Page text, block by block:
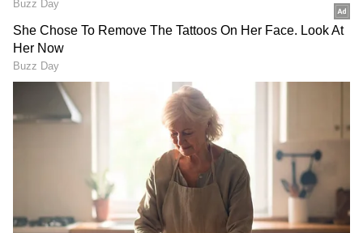
తెలంగాణ మాల్దీవులు:
హైదరాబాద్‌కు దగ్గర్లోనే.. ఈ హిడెన్
ఐలాండ్ చూస్తే దిమ్మ తిరిగిపోద్ది !
Heavy Rains Alert :
బంగాళాఖాతంలో బలపడ్డ
అల్పపీడనం.. ఈ జిల్లాలకు భారీ
వర్షాల అలర్ట్